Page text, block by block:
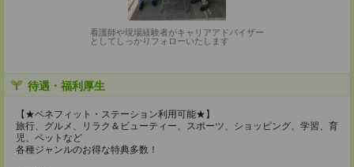
看護師や現場経験者がキャリアアドバイザー
としてしっかりフォローいたします
待遇・福利厚生
【★ベネフィット・ステーション利用可能★】
旅行、グルメ、リラク＆ビューティー、スポーツ、ショッピング、学習、育
児、ペットなど
各種ジャンルのお得な特典多数！